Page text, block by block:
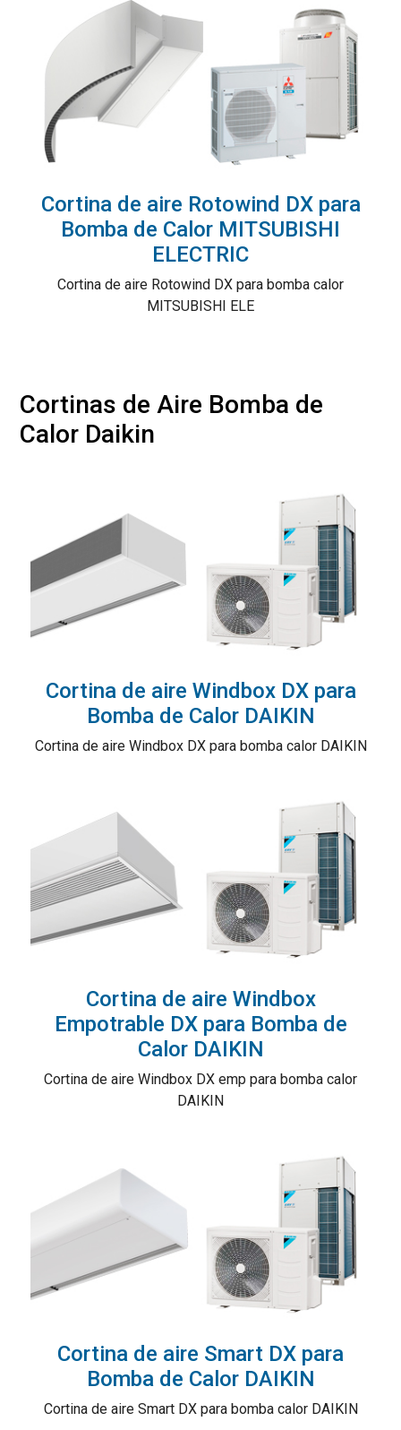
Cortina de aire Rotowind DX para
Bomba de Calor MITSUBISHI
ELECTRIC
Cortina de aire Rotowind DX para bomba calor
MITSUBISHI ELE
Cortinas de Aire Bomba de
Calor Daikin
Cortina de aire Windbox DX para
Bomba de Calor DAIKIN
Cortina de aire Windbox DX para bomba calor DAIKIN
Cortina de aire Windbox
Empotrable DX para Bomba de
Calor DAIKIN
Cortina de aire Windbox DX emp para bomba calor
DAIKIN
Cortina de aire Smart DX para
Bomba de Calor DAIKIN
Cortina de aire Smart DX para bomba calor DAIKIN